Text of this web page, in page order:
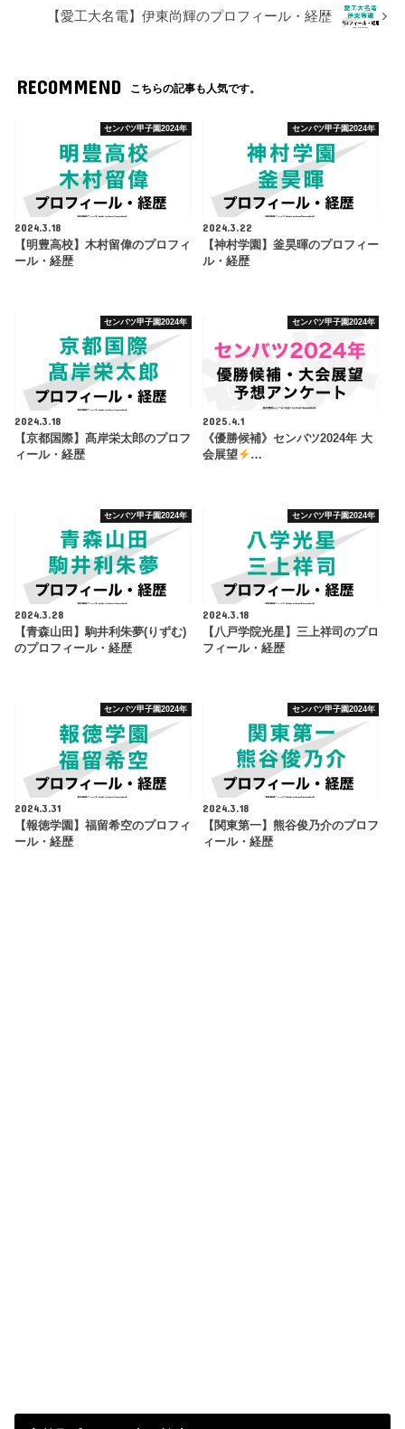
【愛工大名電】伊東尚輝のプロフィール・経歴
RECOMMEND こちらの記事も人気です。
センバツ甲子園2024年
2024.3.18
【明豊高校】木村留偉のプロフィ
ール・経歴
センバツ甲子園2024年
2024.3.22
【神村学園】釜昊暉のプロフィー
ル・経歴
センバツ甲子園2024年
2024.3.18
【京都国際】髙岸栄太郎のプロフ
ィール・経歴
センバツ甲子園2024年
2025.4.1
《優勝候補》センバツ2024年 大
会展望
…
センバツ甲子園2024年
2024.3.28
【青森山田】駒井利朱夢(りずむ)
のプロフィール・経歴
センバツ甲子園2024年
2024.3.18
【八戸学院光星】三上祥司のプロ
フィール・経歴
センバツ甲子園2024年
2024.3.31
【報徳学園】福留希空のプロフィ
ール・経歴
センバツ甲子園2024年
2024.3.18
【関東第一】熊谷俊乃介のプロフ
ィール・経歴